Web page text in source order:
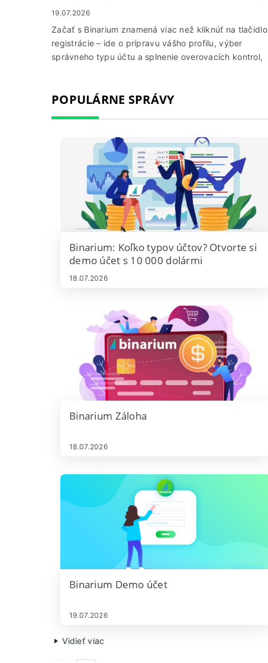
19.07.2026
Začať s Binarium znamená viac než kliknúť na tlačidlo
registrácie – ide o prípravu vášho profilu, výber
správneho typu účtu a splnenie overovacích kontrol,
potvrďte e-mail alebo telefón, vyberte si medzi demo
Plánovanie týchto krokov vopred skracuje čas
potrebný na nalodenie a predchádza bežným
oneskoreniam. Pripravte si platný občiansky preukaz,
doklad o adrese a spôsob platby kompatibilný s
platformou; rýchlosť skenovania a presné osobné
údaje. Malé vklady zvyčajne otvárajú prístup k
živému obchodovaniu, ale plné privilégiá výberu
často vyžadujú dokončené overenie. Využite demo
účet na naučenie sa rozhrania a toku objednávok a
dodržiavajte základné bezpečnostné postupy –
jedinečné heslo, dvojfaktorové overenie, ak je k
POPULÁRNE SPRÁVY
Binarium: Koľko typov účtov? Otvorte si
demo účet s 10 000 dolármi
18.07.2026
Binarium Záloha
18.07.2026
Binarium Demo účet
19.07.2026
Vidieť viac